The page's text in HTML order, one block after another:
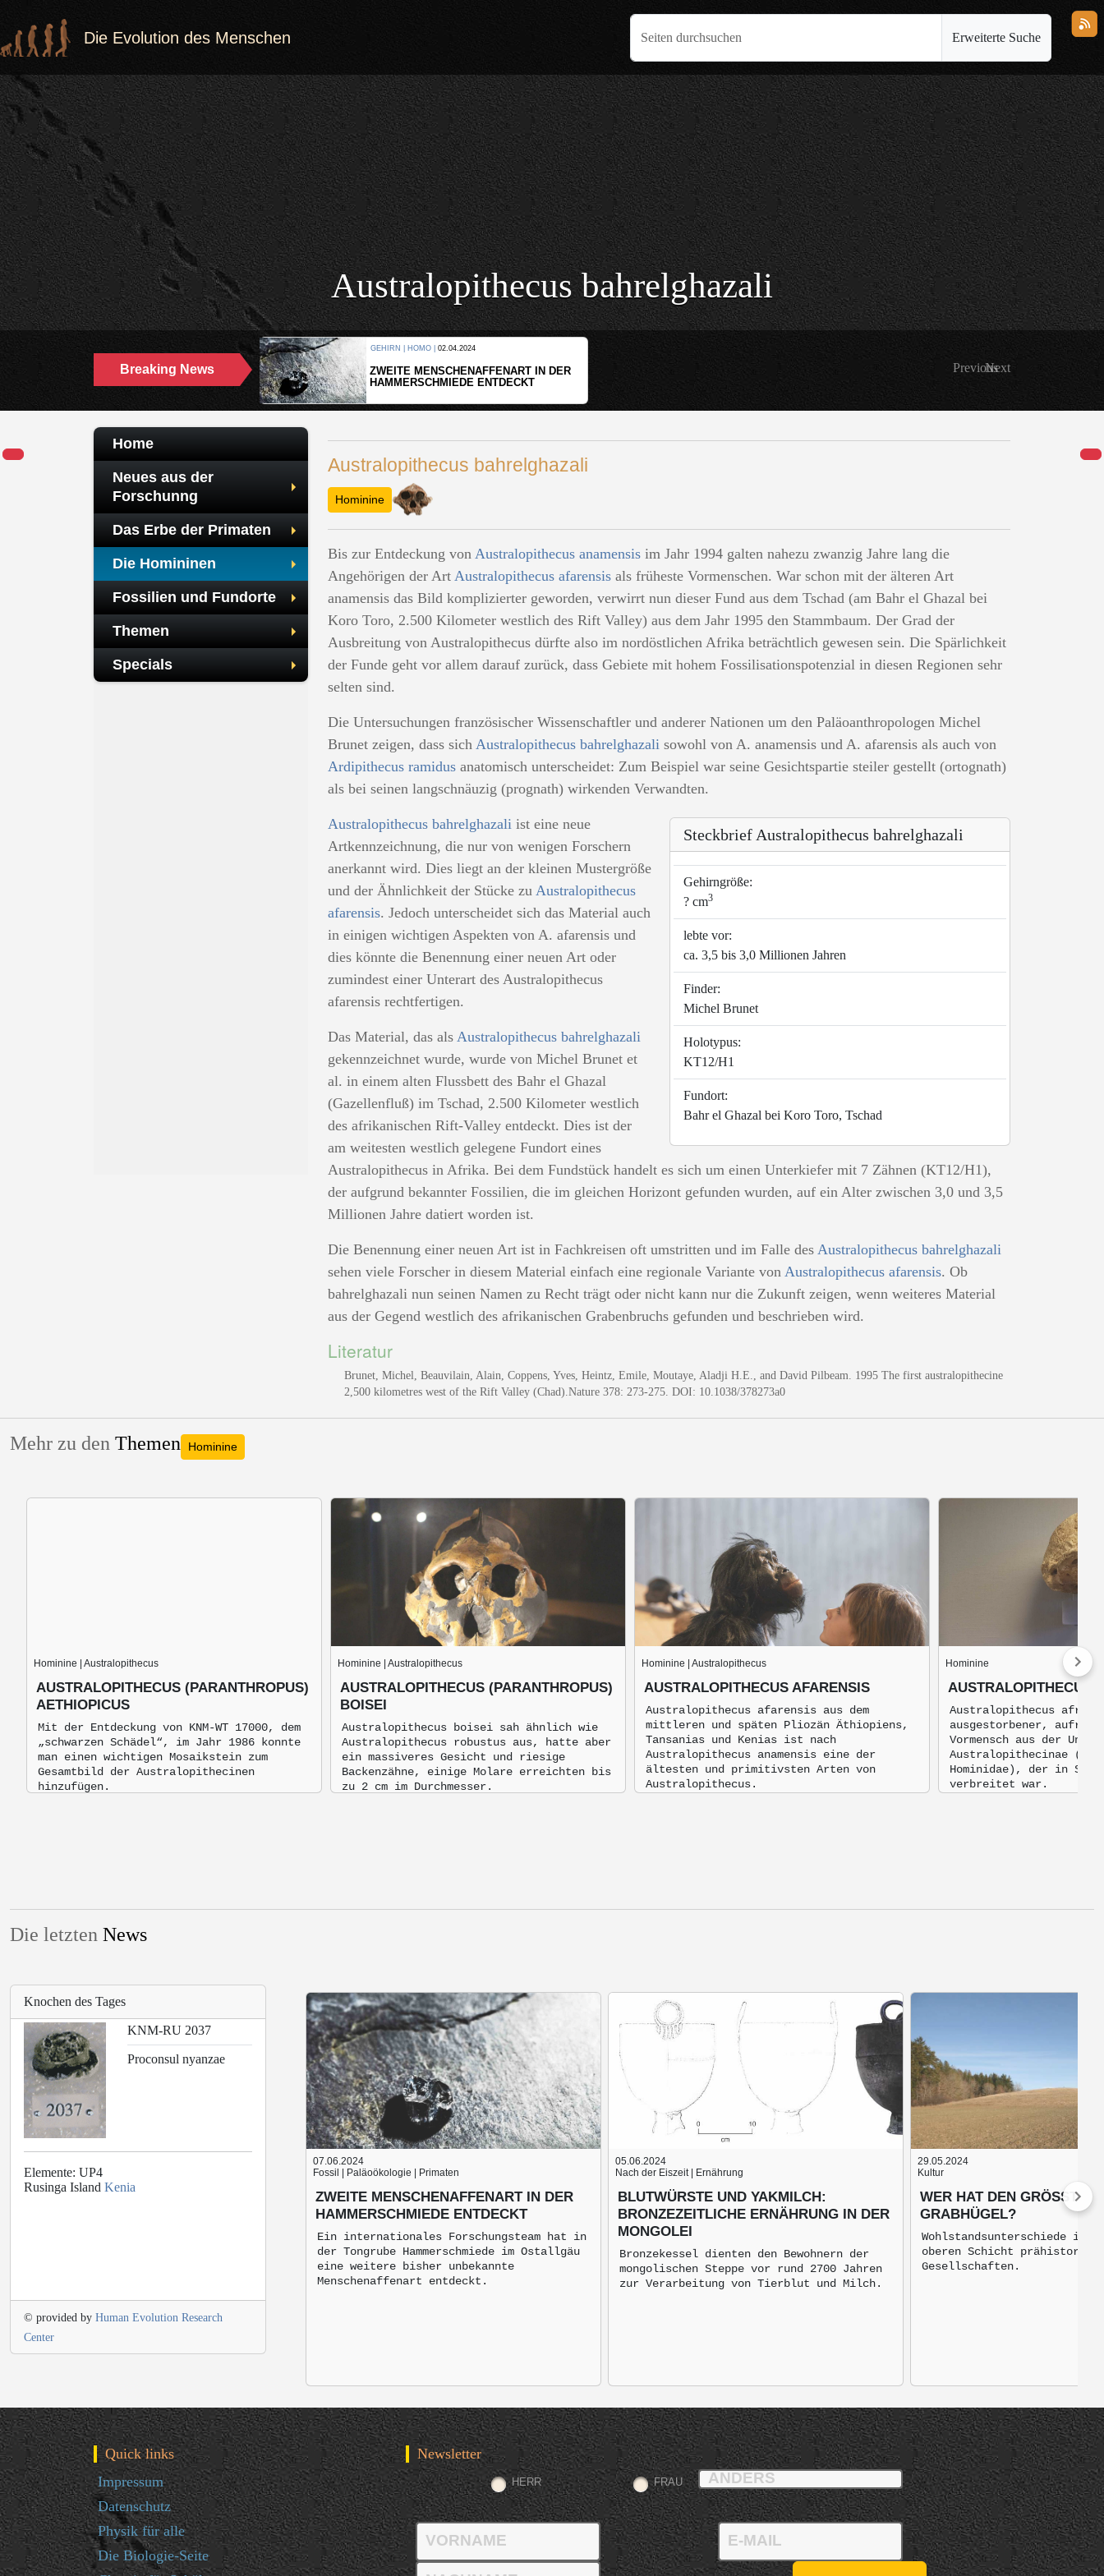
Die Evolution des Menschen Seiten durchsuchen Erweiterte Suche
Australopithecus bahrelghazali
Breaking News
KULTUR |08.06.2024
WER HAT DEN GRÖSSTEN GRABHÜGEL?
GEHIRN | HOMO |
ZWEITE MENSCHENAFFENART IN DER
HAMMERSCHMIEDE ENTDECKT
PreviousNext
Home
Neues aus der
Forschunng
Das Erbe der Primaten
Die Homininen
Fossilien und Fundorte
Themen
Specials
Australopithecus bahrelghazali
Hominine
Bis zur Entdeckung von Australopithecus anamensis im Jahr 1994 galten nahezu zwanzig Jahre lang die
Angehörigen der Art Australopithecus afarensis als früheste Vormenschen. War schon mit der älteren Art
anamensis das Bild komplizierter geworden, verwirrt nun dieser Fund aus dem Tschad (am Bahr el Ghazal bei
Koro Toro, 2.500 Kilometer westlich des Rift Valley) aus dem Jahr 1995 den Stammbaum. Der Grad der
Ausbreitung von Australopithecus dürfte also im nordöstlichen Afrika beträchtlich gewesen sein. Die Spärlichkeit
der Funde geht vor allem darauf zurück, dass Gebiete mit hohem Fossilisationspotenzial in diesen Regionen sehr
selten sind.
Die Untersuchungen französischer Wissenschaftler und anderer Nationen um den Paläoanthropologen Michel
Brunet zeigen, dass sich Australopithecus bahrelghazali sowohl von A. anamensis und A. afarensis als auch von
Ardipithecus ramidus anatomisch unterscheidet: Zum Beispiel war seine Gesichtspartie steiler gestellt (ortognath)
als bei seinen langschnäuzig (prognath) wirkenden Verwandten.
Steckbrief Australopithecus bahrelghazali
Gehirngröße:
? cm3
lebte vor:
ca. 3,5 bis 3,0 Millionen Jahren
Finder:
Michel Brunet
Holotypus:
KT12/H1
Fundort:
Bahr el Ghazal bei Koro Toro, Tschad
Australopithecus bahrelghazali ist eine neue
Artkennzeichnung, die nur von wenigen Forschern
anerkannt wird. Dies liegt an der kleinen Mustergröße
und der Ähnlichkeit der Stücke zu Australopithecus
afarensis. Jedoch unterscheidet sich das Material auch
in einigen wichtigen Aspekten von A. afarensis und
dies könnte die Benennung einer neuen Art oder
zumindest einer Unterart des Australopithecus
afarensis rechtfertigen.
Das Material, das als Australopithecus bahrelghazali
gekennzeichnet wurde, wurde von Michel Brunet et
al. in einem alten Flussbett des Bahr el Ghazal
(Gazellenfluß) im Tschad, 2.500 Kilometer westlich
des afrikanischen Rift-Valley entdeckt. Dies ist der
am weitesten westlich gelegene Fundort eines
Australopithecus in Afrika. Bei dem Fundstück handelt es sich um einen Unterkiefer mit 7 Zähnen (KT12/H1),
der aufgrund bekannter Fossilien, die im gleichen Horizont gefunden wurden, auf ein Alter zwischen 3,0 und 3,5
Millionen Jahre datiert worden ist.
Die Benennung einer neuen Art ist in Fachkreisen oft umstritten und im Falle des Australopithecus bahrelghazali
sehen viele Forscher in diesem Material einfach eine regionale Variante von Australopithecus afarensis. Ob
bahrelghazali nun seinen Namen zu Recht trägt oder nicht kann nur die Zukunft zeigen, wenn weiteres Material
aus der Gegend westlich des afrikanischen Grabenbruchs gefunden und beschrieben wird.
Literatur
Brunet, Michel, Beauvilain, Alain, Coppens, Yves, Heintz, Emile, Moutaye, Aladji H.E., and David Pilbeam. 1995 The first australopithecine
2,500 kilometres west of the Rift Valley (Chad).Nature 378: 273-275. DOI: 10.1038/378273a0
Mehr zu den Themen Hominine
Hominine | Australopithecus
AUSTRALOPITHECUS (PARANTHROPUS)
AETHIOPICUS
Mit der Entdeckung von KNM-WT 17000, dem
„schwarzen Schädel“, im Jahr 1986 konnte
man einen wichtigen Mosaikstein zum
Gesamtbild der Australopithecinen
hinzufügen.
Hominine | Australopithecus
AUSTRALOPITHECUS (PARANTHROPUS)
BOISEI
Australopithecus boisei sah ähnlich wie
Australopithecus robustus aus, hatte aber
ein massiveres Gesicht und riesige
Backenzähne, einige Molare erreichten bis
zu 2 cm im Durchmesser.
Hominine | Australopithecus
AUSTRALOPITHECUS AFARENSIS
Australopithecus afarensis aus dem
mittleren und späten Pliozän Äthiopiens,
Tansanias und Kenias ist nach
Australopithecus anamensis eine der
ältesten und primitivsten Arten von
Australopithecus.
Hominine
AUSTRALOPITHECUS
Australopithecus
ausgestorbener,
Vormensch aus der
Australopithecinae
Hominidae), der in
verbreitet war.
Die letzten News
Knochen des Tages
KNM-RU 2037
Proconsul nyanzae
Elemente: UP4
Rusinga Island Kenia
© provided by Human Evolution Research
Center
07.06.2024
Fossil | Paläoökologie | Primaten
ZWEITE MENSCHENAFFENART IN DER
HAMMERSCHMIEDE ENTDECKT
Ein internationales Forschungsteam hat in
der Tongrube Hammerschmiede im Ostallgäu
eine weitere bisher unbekannte
Menschenaffenart entdeckt.
05.06.2024
Nach der Eiszeit | Ernährung
BLUTWÜRSTE UND YAKMILCH:
BRONZEZEITLICHE ERNÄHRUNG IN DER
MONGOLEI
Bronzekessel dienten den Bewohnern der
mongolischen Steppe vor rund 2700 Jahren
zur Verarbeitung von Tierblut und Milch.
29.05.2024
Kultur
WER HAT DEN GRÖSSTEN G
RABHÜGEL?
Wohlstandsunterschiede
oberen Schicht
Gesellschaften.
Quick links
Impressum
Datenschutz
Physik für alle
Die Biologie-Seite
Newsletter
HERR FRAU